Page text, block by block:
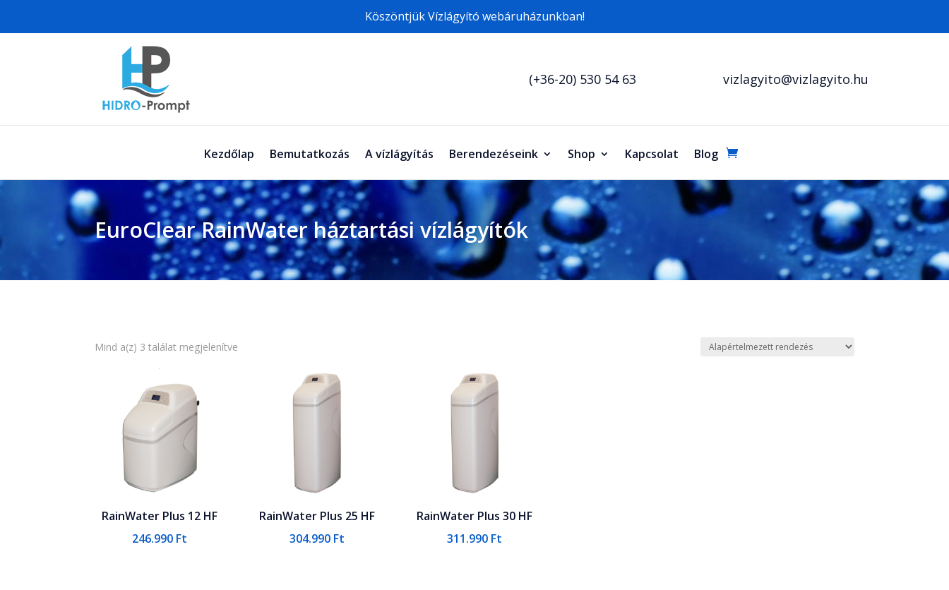
Köszöntjük Vízlágyító webáruházunkban!
(+36-20) 530 54 63 vizlagyito@vizlagyito.hu
Kezdőlap Bemutatkozás A vízlágyítás Berendezéseink Shop Kapcsolat Blog
EuroClear RainWater háztartási vízlágyítók
Mind a(z) 3 találat megjelenítve
RainWater Plus 12 HF
246.990 Ft
RainWater Plus 25 HF
304.990 Ft
RainWater Plus 30 HF
311.990 Ft